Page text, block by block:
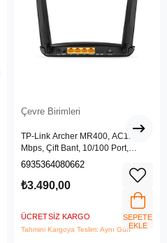
Çevre Birimleri
TP-Link Archer MR400, AC1200
Mbps, Çift Bant, 10/100 Port,
4G/3G SIM Yuvası, Kablosuz 4G
6935364080662
₺3.490,00
ÜCRETSIZ KARGO
Tahmini Kargoya Teslim: Aynı Gün
SEPETE
EKLE